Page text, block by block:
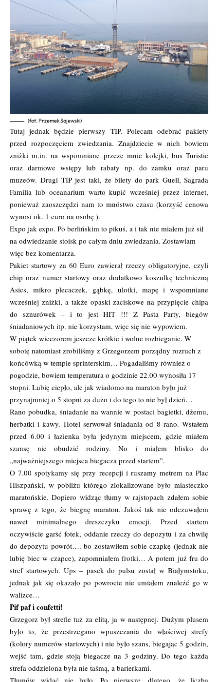
(fot. Przemek Sajewski)
Tutaj jednak będzie pierwszy TIP. Polecam odebrać pakiety
przed rozpoczęciem zwiedzania. Znajdziecie w nich bowiem
zniżki m.in. na wspomniane przeze mnie kolejki, bus Turistic
oraz darmowe wstępy lub rabaty np. do zamku oraz paru
muzeów. Drugi TIP jest taki, że bilety do park Guell, Sagrada
Familia lub oceanarium warto kupić wcześniej przez internet,
ponieważ zaoszczędzi nam to mnóstwo czasu (korzyść cenowa
wynosi ok. 1 euro na osobę ).
Expo jak expo. Po berlińskim to pikuś, a i tak nie miałem już sił
na odwiedzanie stoisk po całym dniu zwiedzania. Zostawiam
więc bez komentarza.
Pakiet startowy za 60 Euro zawierał rzeczy obligatoryjne, czyli
chip oraz numer startowy oraz dodatkowo koszulkę techniczną
Asics, mikro plecaczek, gąbkę, ulotki, mapę i wspomniane
wcześniej zniżki, a także opaski zaciskowe na przypięcie chipa
do sznurówek – i to jest HIT !!! Z Pasta Party, biegów
śniadaniowych itp. nie korzystam, więc się nie wypowiem.
W piątek wieczorem jeszcze krótkie i wolne rozbieganie. W
sobotę natomiast zrobiliśmy z Grzegorzem porządny rozruch z
końcówką w tempie sprinterskim… Pogadaliśmy również o
pogodzie, bowiem temperatura o godzinie 22.00 wynosiła 17
stopni. Lubię ciepło, ale jak wiadomo na maraton było już
przynajmniej o 5 stopni za dużo i do tego to nie był dzień…
Rano pobudka, śniadanie na wannie w postaci bagietki, dżemu,
herbatki i kawy. Hotel serwował śniadania od 8 rano. Wstałem
przed 6.00 i łazienka była jedynym miejscem, gdzie miałem
szansę nie obudzić rodziny. No i miałem blisko do
„najważniejszego miejsca biegacza przed startem”.
O 7.00 spotykamy się przy recepcji i ruszamy metrem na Plac
Hiszpański, w pobliżu którego zlokalizowane było miasteczko
maratońskie. Dopiero widząc tłumy w rajstopach zdałem sobie
sprawę z tego, że biegnę maraton. Jakoś tak nie odczuwałem
nawet minimalnego dreszczyku emocji. Przed startem
oczywiście garść fotek, oddanie rzeczy do depozytu i za chwilę
do depozytu powrót…. bo zostawiłem sobie czapkę (jednak nie
lubię biec w czapce), zapomniałem frotki… A potem już fru do
stref startowych. Ups – pasek do pulsu został w Białymstoku,
jednak jak się okazało po powrocie nie umiałem znaleźć go w
walizce…
Pif paf i confetti!
Grzegorz był strefie tuż za elitą, ja w następnej. Dużym plusem
było to, że przestrzegano wpuszczania do właściwej strefy
(kolory numerów startowych) i nie było szans, biegając 5 godzin,
wejść tam, gdzie stoją biegacze na 3 godziny. Do tego każda
strefa oddzielona była nie taśmą, a barierkami.
Tłumów widać nie było. Po pierwsze, dlatego, że liczba